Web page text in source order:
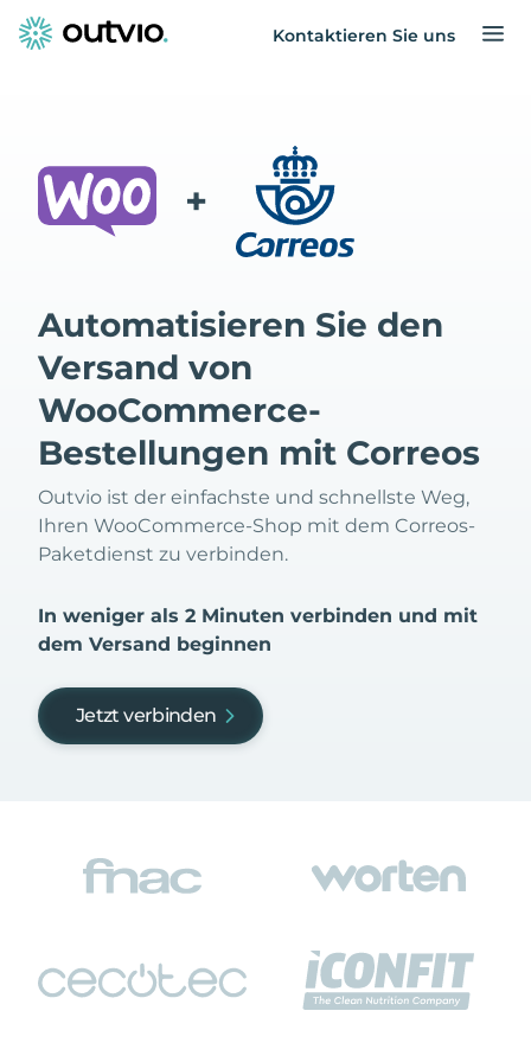
Kontaktieren Sie uns
+
Automatisieren Sie den
Versand von
WooCommerce-
Bestellungen mit Correos
Outvio ist der einfachste und schnellste Weg,
Ihren WooCommerce-Shop mit dem Correos-
Paketdienst zu verbinden.
In weniger als 2 Minuten verbinden und mit
dem Versand beginnen
Jetzt verbinden